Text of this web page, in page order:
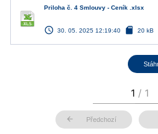
Priloha č. 4 Smlouvy - Ceník .xlsx
access_time 30. 05. 2025 12:19:40 sd_card 20 kB
arrow_back Předchozí